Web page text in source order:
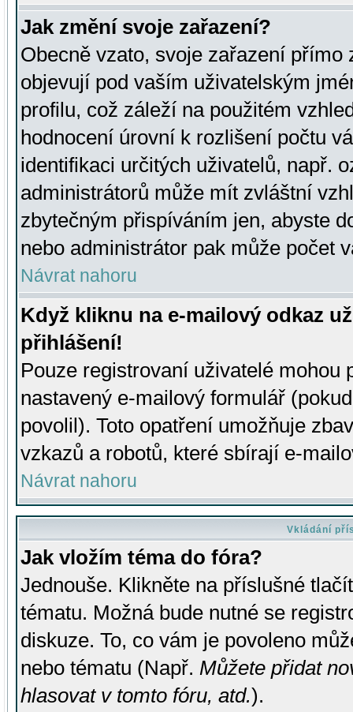
Jak změní svoje zařazení?
Obecně vzato, svoje zařazení přímo
objevují pod vaším uživatelským
profilu, což záleží na použitém
hodnocení úrovní k rozlišení počtu
identifikaci určitých uživatelů, např.
administrátorů může mít zvláštní
zbytečným přispíváním jen, abyste
nebo administrátor pak může počet
Návrat nahoru
Když kliknu na e-mailový odkaz
přihlášení!
Pouze registrovaní uživatelé mohou
nastavený e-mailový formulář
povolil). Toto opatření umožňuje
vzkazů a robotů, které sbírají e-
Návrat nahoru
Vkládání
Jak vložím téma do fóra?
Jednouše. Klikněte na příslušné
tématu. Možná bude nutné se
diskuze. To, co vám je povoleno
nebo tématu (Např. Můžete přidat
hlasovat v tomto fóru, atd.).